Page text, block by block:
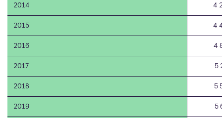
2014 4
2015 4
2016 4
2017 5
2018 5
2019 5